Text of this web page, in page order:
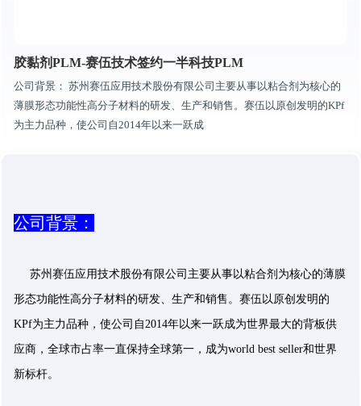
胶黏剂PLM-赛伍技术签约一半科技PLM
公司背景：​ 苏州赛伍应用技术股份有限公司主要从事以粘合剂为核心的
薄膜形态功能性高分子材料的研发、生产和销售。赛伍以原创发明的KPf
为主力品种，使公司自2014年以来一跃成
公司背景：​
苏州赛伍应用技术股份有限公司主要从事以粘合剂为核心的薄膜
形态功能性高分子材料的研发、生产和销售。赛伍以原创发明的
KPf为主力品种，使公司自2014年以来一跃成为世界最大的背板供
应商，全球市占率一直保持全球第一，成为world best seller和世界
新标杆。